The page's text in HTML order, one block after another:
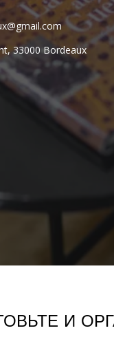
33000 Bordeaux
И